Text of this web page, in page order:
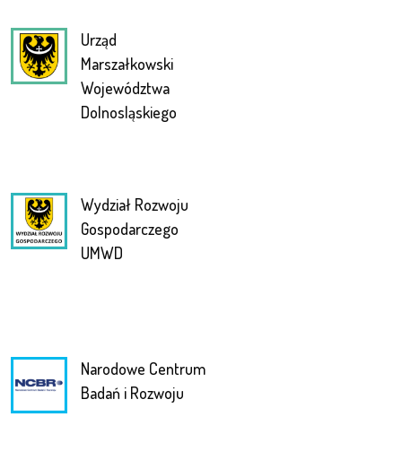
Urząd
Marszałkowski
Województwa
Dolnosląskiego
Wydział Rozwoju
Gospodarczego
UMWD
Narodowe Centrum
Badań i Rozwoju